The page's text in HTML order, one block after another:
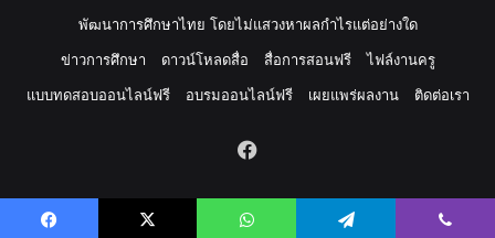
พัฒนาการศึกษาไทย โดยไม่แสวงหาผลกำไรแต่อย่างใด
ข่าวการศึกษา
ดาวน์โหลดสื่อ สื่อการสอนฟรี
ไฟล์งานครู
แบบทดสอบออนไลน์ฟรี
อบรมออนไลน์ฟรี เผยแพร่ผลงาน ติดต่อเรา
Facebook